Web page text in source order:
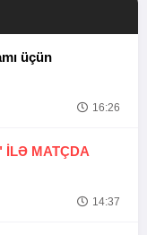
üçün
16:26
İLƏ MATÇDA
14:37